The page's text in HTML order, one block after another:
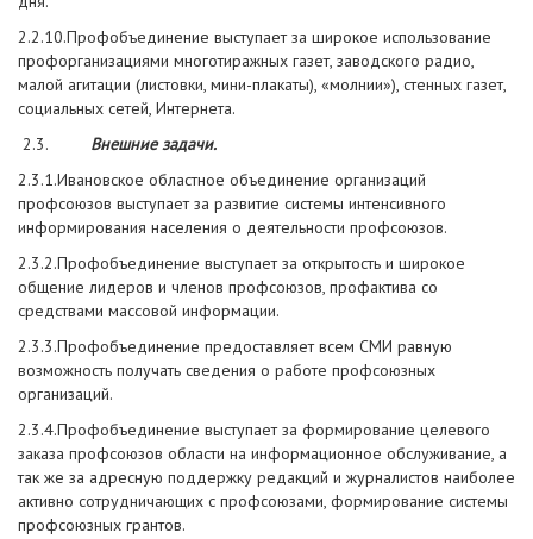
2.2.10.Профобъединение выступает за широкое использование
профорганизациями многотиражных газет, заводского радио,
малой агитации (листовки, мини-плакаты), «молнии»), стенных газет,
социальных сетей, Интернета.
2.3. Внешние задачи.
2.3.1.Ивановское областное объединение организаций
профсоюзов выступает за развитие системы интенсивного
информирования населения о деятельности профсоюзов.
2.3.2.Профобъединение выступает за открытость и широкое
общение лидеров и членов профсоюзов, профактива со
средствами массовой информации.
2.3.3.Профобъединение предоставляет всем СМИ равную
возможность получать сведения о работе профсоюзных
организаций.
2.3.4.Профобъединение выступает за формирование целевого
заказа профсоюзов области на информационное обслуживание, а
так же за адресную поддержку редакций и журналистов наиболее
активно сотрудничающих с профсоюзами, формирование системы
профсоюзных грантов.